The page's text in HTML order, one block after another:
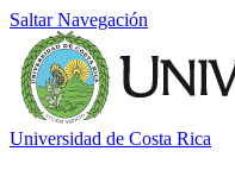
Saltar Navegación
Universidad de Costa Rica